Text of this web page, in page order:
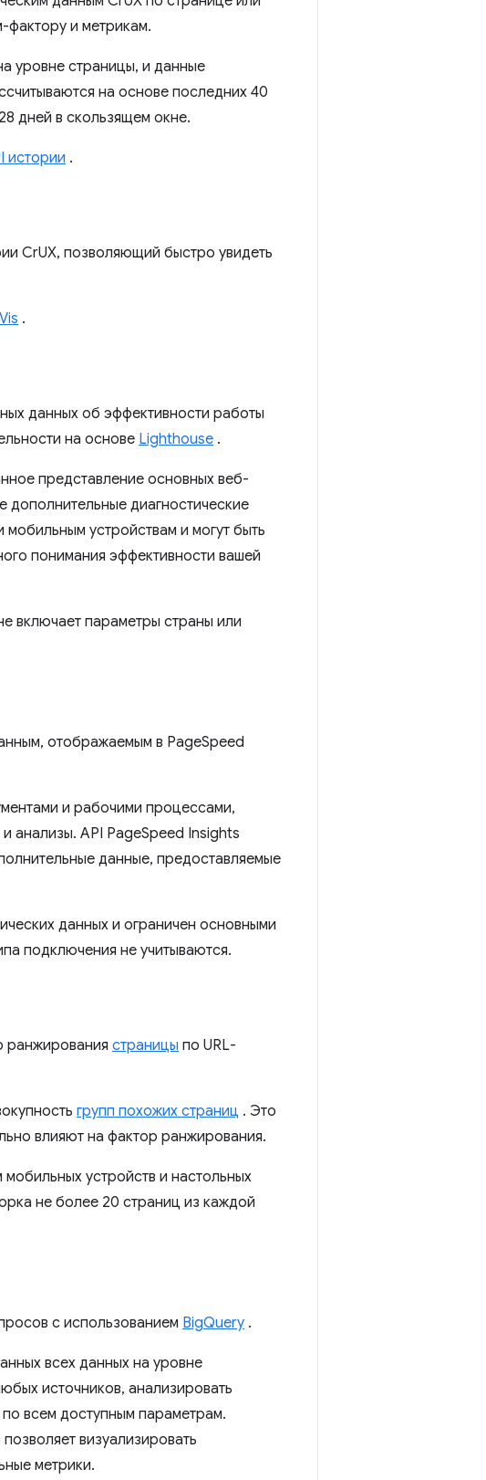
фактору и метрикам.
уровне страницы, и данные
на основе последних 40
дней в скользящем окне.
истории .
CrUX, позволяющий быстро увидеть
.
данных об эффективности работы
на основе Lighthouse .
представление основных веб-
дополнительные диагностические
устройствам и могут быть
понимания эффективности вашей
включает параметры страны или
отображаемым в PageSpeed
и рабочими процессами,
анализы. API PageSpeed ​​Insights
данные, предоставляемые
данных и ограничен основными
подключения не учитываются.
ранжирования страницы по URL-
групп похожих страниц . Это
влияют на фактор ранжирования.
устройств и настольных
не более 20 страниц из каждой
с использованием BigQuery .
всех данных на уровне
источников, анализировать
всем доступным параметрам.
визуализировать
метрики.